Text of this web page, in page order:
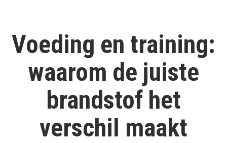
gezond,
energiek
en
fit
Voeding en training:
waarom de juiste
brandstof het
verschil maakt